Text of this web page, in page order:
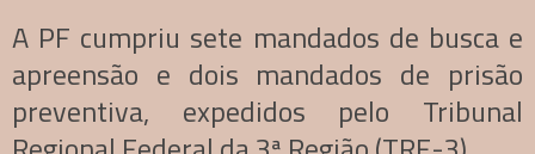
A PF cumpriu sete mandados de busca e
apreensão e dois mandados de prisão
preventiva, expedidos pelo Tribunal